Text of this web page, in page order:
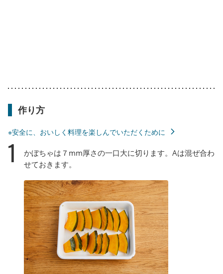
作り方
※安全に、おいしく料理を楽しんでいただくために
1
かぼちゃは７mm厚さの一口大に切ります。Aは混ぜ合わ
せておきます。